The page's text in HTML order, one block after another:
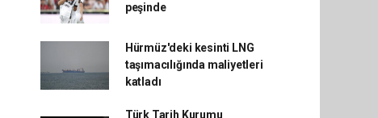
peşinde
Hürmüz'deki kesinti LNG
taşımacılığında maliyetleri
katladı
Türk Tarih Kurumu